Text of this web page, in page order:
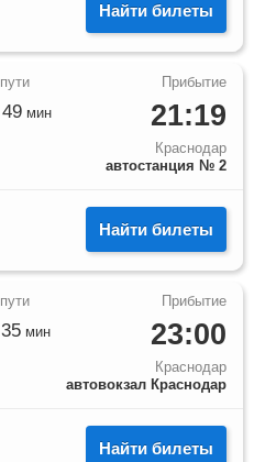
Найти билеты
21:19
Краснодар
автостанция № 2
49мин
Найти билеты
23:00
Краснодар
автовокзал Краснодар
35 мин
Найти билеты